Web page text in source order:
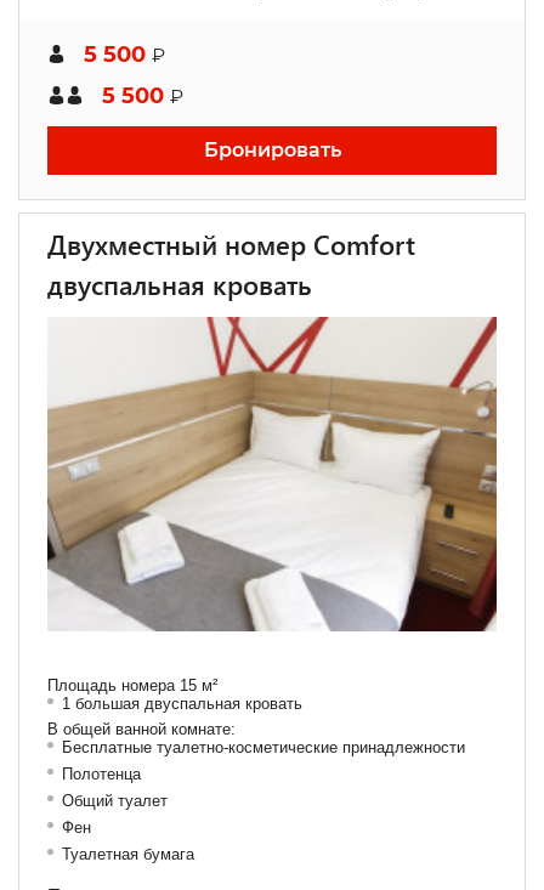
5 500 ₽
5 500 ₽
Бронировать
Двухместный номер Comfort
двуспальная кровать
Площадь номера 15 м²
1 большая двуспальная кровать
В общей ванной комнате:
Бесплатные туалетно-косметические принадлежности
Полотенца
Общий туалет
Фен
Туалетная бумага